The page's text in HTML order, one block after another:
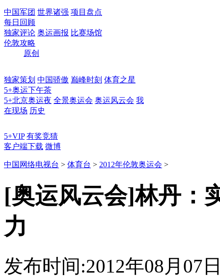
中国军团 世界诸强 项目盘点
每日回顾
独家评论 奥运画报 比赛场馆
伦敦攻略
原创
独家策划 中国骄傲 巅峰时刻 体育之星
5+奥运下午茶
5+北京奥运夜 全景奥运会 奥运风云会 我
在现场 历史
5+VIP 有奖竞猜
客户端下载 微博
中国网络电视台 > 体育台 > 2012年伦敦奥运会 >
[奥运风云会]林丹：
力
发布时间:2012年08月07